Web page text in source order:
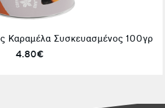
Καραμέλα Συσκευασμένος 100γρ
4.80€